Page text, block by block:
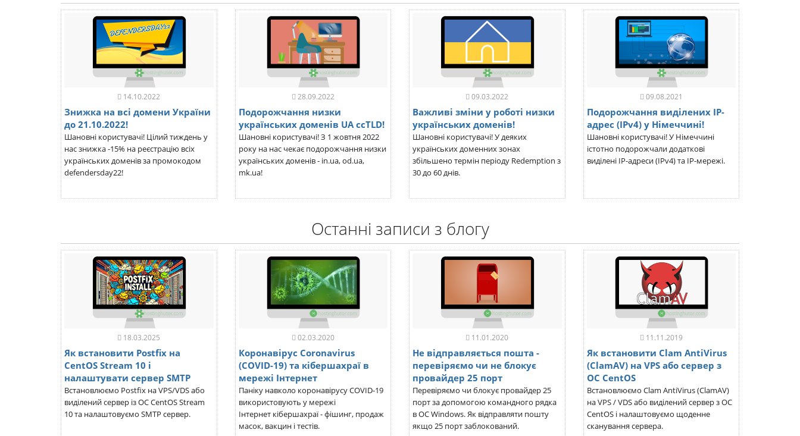
14.10.2022
Знижка на всі домени України
до 21.10.2022!
Шановні користувачі! Цілий тиждень у
нас знижка -15% на реєстрацію всіх
українських доменів за промокодом
defendersday22!
28.09.2022
Подорожчання низки
українських доменів UA ccTLD!
Шановні користувачі! З 1 жовтня 2022
року на нас чекає подорожчання низки
українських доменів - in.ua, od.ua,
mk.ua!
09.03.2022
Важливі зміни у роботі низки
українських доменів!
Шановні користувачі! У деяких
українських доменних зонах
збільшено термін періоду Redemption з
30 до 60 днів.
09.08.2021
Подорожчання виділених IP-
адрес (IPv4) у Німеччині!
Шановні користувачі! У Німеччині
істотно подорожчали додаткові
виділені IP-адреси (IPv4) та IP-мережі.
Останні записи з блогу
18.03.2025
Як встановити Postfix на
CentOS Stream 10 і
налаштувати сервер SMTP
Встановлюємо Postfix на VPS/VDS або
виділений сервер із ОС CentOS Stream
10 та налаштовуємо SMTP сервер.
02.03.2020
Коронавірус Coronavirus
(COVID-19) та кібершахраї в
мережі Інтернет
Паніку навколо коронавірусу COVID-19
використовують у мережі
Інтернет кібершахраї - фішинг, продаж
масок, вакцин і тестів.
11.01.2020
Не відправляється пошта -
перевіряємо чи не блокує
провайдер 25 порт
Перевіряємо чи блокує провайдер 25
порт за допомогою командного рядка
в ОС Windows. Як відправляти пошту
якщо 25 порт заблокований.
11.11.2019
Як встановити Clam AntiVirus
(ClamAV) на VPS або сервер з
ОС CentOS
Встановлюємо Clam AntiVirus (ClamAV)
на VPS / VDS або виділений сервер з ОС
CentOS і налаштовуємо щоденне
сканування сервера.